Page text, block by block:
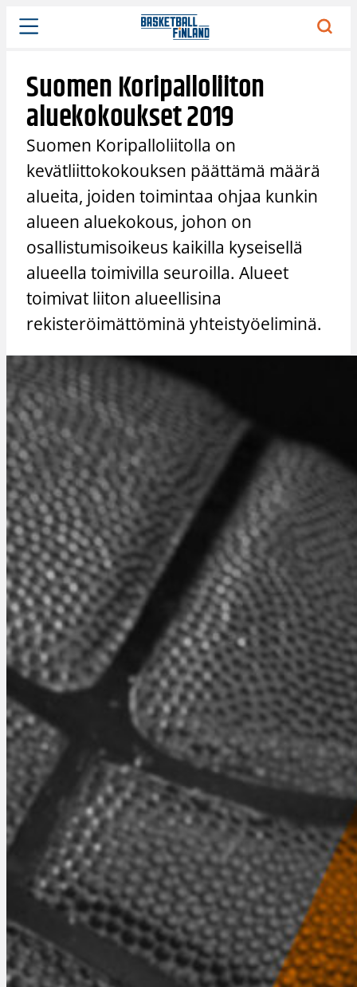
Siirry
sisältöön
Suomen Koripalloliiton
aluekokoukset 2019
Suomen Koripalloliitolla on
kevätliittokokouksen päättämä määrä
alueita, joiden toimintaa ohjaa kunkin
alueen aluekokous, johon on
osallistumisoikeus kaikilla kyseisellä
alueella toimivilla seuroilla. Alueet
toimivat liiton alueellisina
rekisteröimättöminä yhteistyöeliminä.